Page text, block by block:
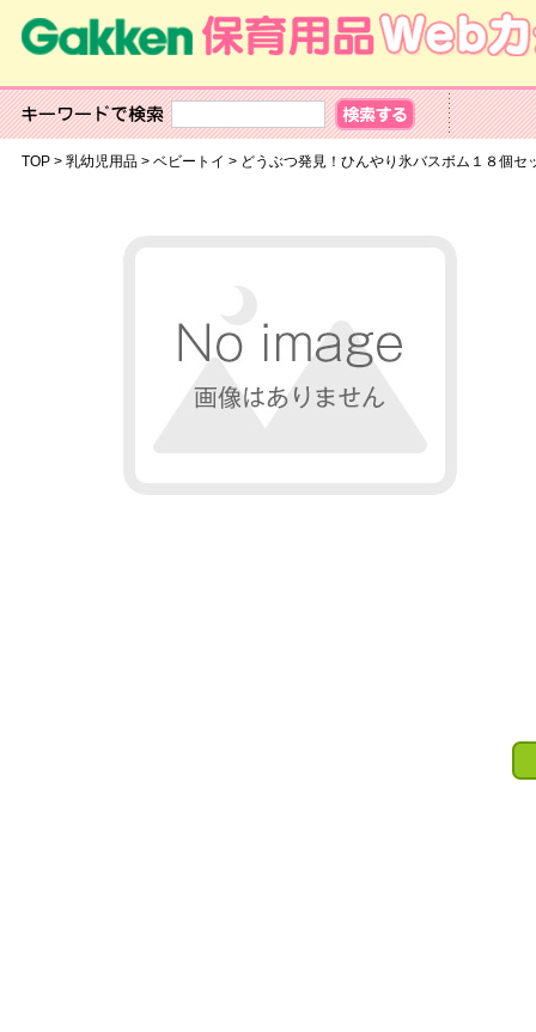
TOP> 乳幼児用品> ベビートイ > どうぶつ発見！ひんやり氷バスボム１８個セ